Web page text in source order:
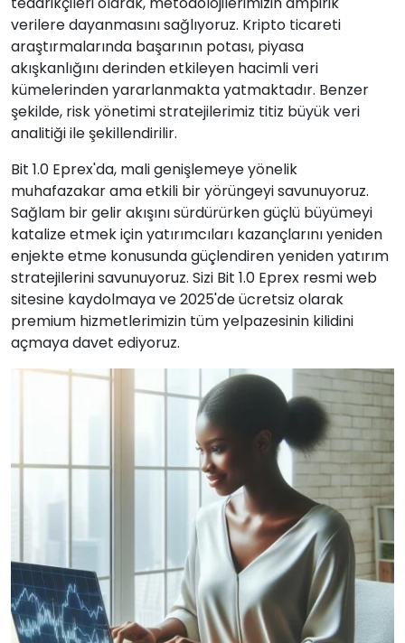
verilere dayanmasını sağlıyoruz. Kripto ticareti
araştırmalarında başarının potası, piyasa
akışkanlığını derinden etkileyen hacimli veri
kümelerinden yararlanmakta yatmaktadır. Benzer
şekilde, risk yönetimi stratejilerimiz titiz büyük veri
analitiği ile şekillendirilir.
Bit 1.0 Eprex'da, mali genişlemeye yönelik
muhafazakar ama etkili bir yörüngeyi savunuyoruz.
Sağlam bir gelir akışını sürdürürken güçlü büyümeyi
katalize etmek için yatırımcıları kazançlarını yeniden
enjekte etme konusunda güçlendiren yeniden yatırım
stratejilerini savunuyoruz. Sizi Bit 1.0 Eprex resmi web
sitesine kaydolmaya ve 2025'de ücretsiz olarak
premium hizmetlerimizin tüm yelpazesinin kilidini
açmaya davet ediyoruz.